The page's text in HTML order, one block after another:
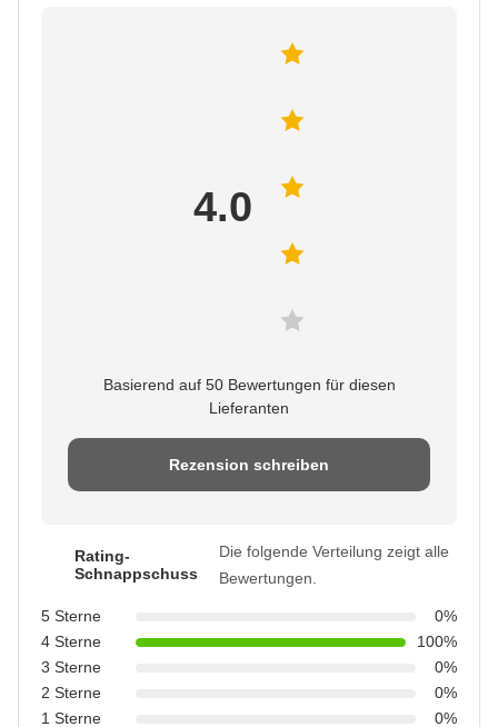
4.0
Basierend auf 50 Bewertungen für diesen
Lieferanten
Rezension schreiben
Rating-
Schnappschuss
Die folgende Verteilung zeigt alle
Bewertungen.
5 Sterne
0%
4 Sterne
100%
3 Sterne
0%
2 Sterne
0%
1 Sterne
0%